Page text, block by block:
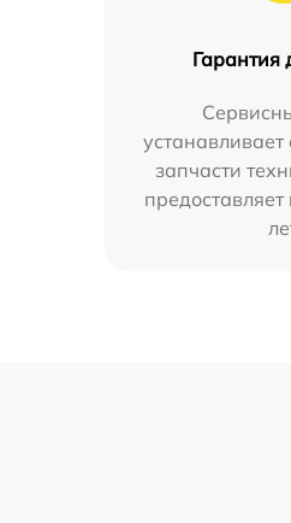
Гарантия
запчасти